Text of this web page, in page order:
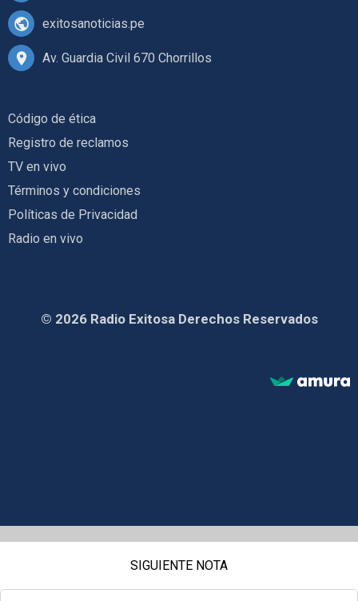
exitosanoticias.pe
Av. Guardia Civil 670 Chorrillos
Código de ética
Registro de reclamos
TV en vivo
Términos y condiciones
Políticas de Privacidad
Radio en vivo
© 2026 Radio Exitosa Derechos Reservados
SIGUIENTE NOTA